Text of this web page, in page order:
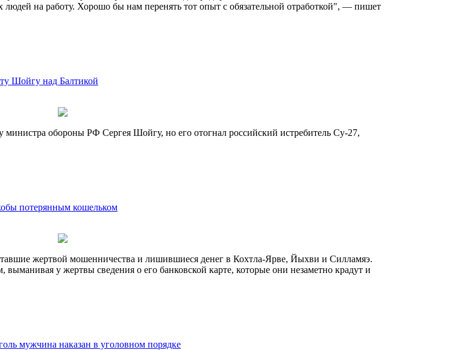
людей на работу. Хорошо бы нам перенять тот опыт с обязательной отработкой", — пишет
Шойгу над Балтикой
министра обороны РФ Сергея Шойгу, но его отогнал российский истребитель Су-27,
потерянным кошельком
жертвой мошенничества и лишившиеся денег в Кохтла-Ярве, Йыхви и Силламяэ.
у жертвы сведения о его банковской карте, которые они незаметно крадут и
мужчина наказан в уголовном порядке